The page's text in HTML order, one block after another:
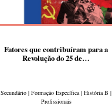
Fatores que contribuíram para a
Revolução do 25 de…
Secundário | Formação Específica | História B |
Profissionais